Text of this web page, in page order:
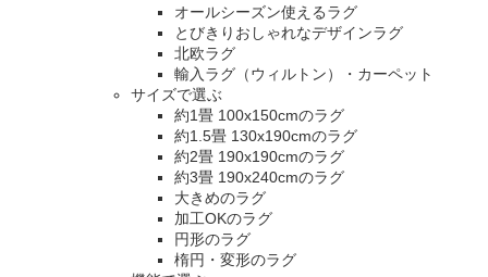
オールシーズン使えるラグ
とびきりおしゃれなデザインラグ
北欧ラグ
輸入ラグ（ウィルトン）・カーペット
サイズで選ぶ
約1畳 100x150cmのラグ
約1.5畳 130x190cmのラグ
約2畳 190x190cmのラグ
約3畳 190x240cmのラグ
大きめのラグ
加工OKのラグ
円形のラグ
楕円・変形のラグ